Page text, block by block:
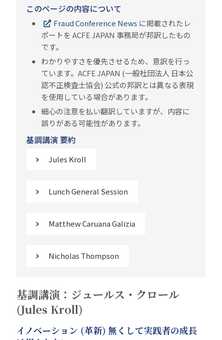
このページの内容について
Fraud Conference News に掲載されたレ
ポートを ACFE JAPAN 事務局が邦訳したもの
です。
わかりやすさを優先させるため、意訳を行っ
ています。ACFE JAPAN (一般社団法人 日本公
認不正検査士協会) 公式の邦訳とは異なる表現
を使用している場合があります。
細心の注意を払い翻訳していますが、内容に
誤りがある可能性があります。
基調講演 要約
Jules Kroll
Lunch General Session
Matthew Caruana Galizia
Nicholas Thompson
基調講演：ジュールス・クロール
(Jules Kroll)
イノベーション (革新) 無くして実践者の成長